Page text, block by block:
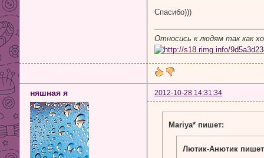
Спасибо)))
Относись к людям так как
няшная я 2012-10-28 14:31:34
Mariya* пишет:
Лютик-Анютик